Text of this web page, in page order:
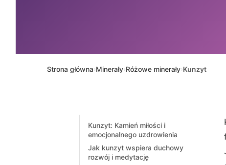
Strona główna›Minerały›Różowe minerały›Kunzyt
Kunzyt: Kamień miłości i
emocjonalnego uzdrowienia
Jak kunzyt wspiera duchowy
rozwój i medytację